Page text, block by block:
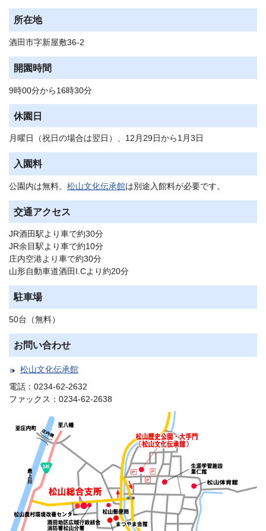
所在地
酒田市字新屋敷36-2
開園時間
9時00分から16時30分
休園日
月曜日（祝日の場合は翌日）、12月29日から1月3日
入園料
公園内は無料。 松山文化伝承館は別途入館料が必要です。
交通アクセス
JR酒田駅より車で約30分
JR余目駅より車で約10分
庄内空港より車で約30分
山形自動車道酒田I.Cより約20分
駐車場
50台（無料）
お問い合わせ
松山文化伝承館
電話：0234-62-2632
ファックス：0234-62-2638